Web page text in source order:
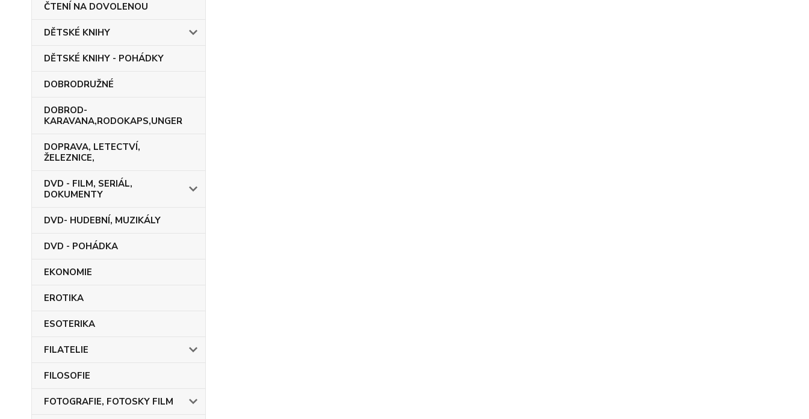
ČTENÍ NA DOVOLENOU
DĚTSKÉ KNIHY
DĚTSKÉ KNIHY - POHÁDKY
DOBRODRUŽNÉ
DOBROD-
KARAVANA,RODOKAPS,UNGER
DOPRAVA, LETECTVÍ,
ŽELEZNICE,
DVD - FILM, SERIÁL,
DOKUMENTY
DVD- HUDEBNÍ, MUZIKÁLY
DVD - POHÁDKA
EKONOMIE
EROTIKA
ESOTERIKA
FILATELIE
FILOSOFIE
FOTOGRAFIE, FOTOSKY FILM